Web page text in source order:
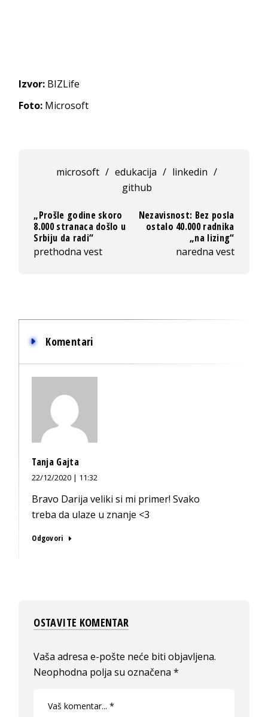
Izvor: BIZLife
Foto: Microsoft
microsoft / edukacija / linkedin /
github
„Prošle godine skoro
8.000 stranaca došlo u
Srbiju da radi“
prethodna vest
Nezavisnost: Bez posla
ostalo 40.000 radnika
„na lizing“
naredna vest
Komentari
Tanja Gajta
22/12/2020 | 11:32
Bravo Darija veliki si mi primer! Svako
treba da ulaze u znanje <3
Odgovori
OSTAVITE KOMENTAR
Vaša adresa e-pošte neće biti objavljena.
Neophodna polja su označena*